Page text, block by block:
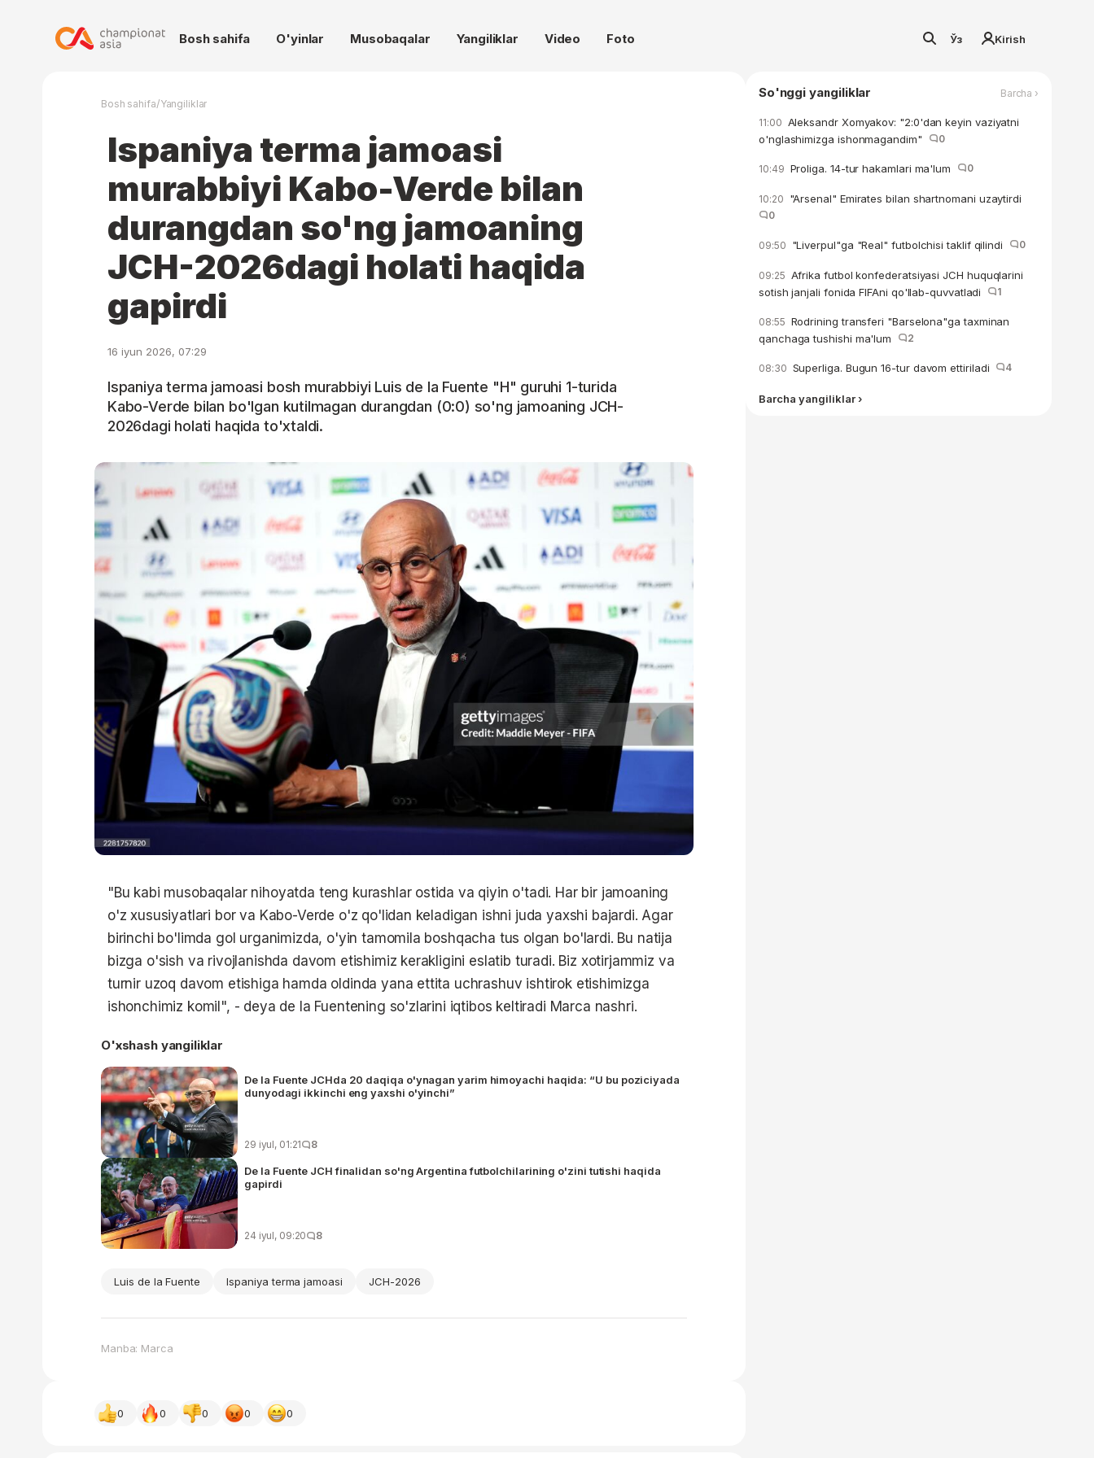
Bosh sahifa O'yinlar Musobaqalar Yangiliklar Video Foto Ўз Kirish
Bosh sahifa/Yangiliklar
Ispaniya terma jamoasi
murabbiyi Kabo-Verde bilan
durangdan so'ng jamoaning
JCH-2026dagi holati haqida
gapirdi
16 iyun 2026, 07:29
Ispaniya terma jamoasi bosh murabbiyi Luis de la Fuente "H" guruhi 1-turida
Kabo-Verde bilan bo'lgan kutilmagan durangdan (0:0) so'ng jamoaning JCH-
2026dagi holati haqida to'xtaldi.
"Bu kabi musobaqalar nihoyatda teng kurashlar ostida va qiyin o'tadi. Har bir jamoaning
o'z xususiyatlari bor va Kabo-Verde o'z qo'lidan keladigan ishni juda yaxshi bajardi. Agar
birinchi bo'limda gol urganimizda, o'yin tamomila boshqacha tus olgan bo'lardi. Bu natija
bizga o'sish va rivojlanishda davom etishimiz kerakligini eslatib turadi. Biz xotirjammiz va
turnir uzoq davom etishiga hamda oldinda yana ettita uchrashuv ishtirok etishimizga
ishonchimiz komil", - deya de la Fuentening so'zlarini iqtibos keltiradi Marca nashri.
O'xshash yangiliklar
De la Fuente JCHda 20 daqiqa o'ynagan yarim himoyachi haqida: “U bu poziciyada
dunyodagi ikkinchi eng yaxshi o'yinchi”
29 iyul, 01:21 8
De la Fuente JCH finalidan so'ng Argentina futbolchilarining o'zini tutishi haqida
gapirdi
24 iyul, 09:20 8
Luis de la Fuente Ispaniya terma jamoasi JCH-2026
Manba: Marca
0 0 0 0 0
So'nggi yangiliklar Barcha ›
11:00 Aleksandr Xomyakov: "2:0'dan keyin vaziyatni
o'nglashimizga ishonmagandim"
0
10:49 Proliga. 14-tur hakamlari ma'lum 0
10:20 "Arsenal" Emirates bilan shartnomani uzaytirdi
0
09:50 "Liverpul"ga "Real" futbolchisi taklif qilindi 0
09:25 Afrika futbol konfederatsiyasi JCH huquqlarini
sotish janjali fonida FIFAni qo'llab-quvvatladi
1
08:55 Rodrining transferi "Barselona"ga taxminan
qanchaga tushishi ma'lum
2
08:30 Superliga. Bugun 16-tur davom ettiriladi 4
Barcha yangiliklar ›